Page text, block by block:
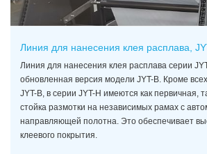
Линия для нанесения клея расплава,
Линия для нанесения клея расплава серии
обновленная версия модели JYT-B. Кроме
JYT-B, в серии JYT-H имеются как первичная,
стойка размотки на независимых рамах с
направляющей полотна. Это обеспечивает
клеевого покрытия.